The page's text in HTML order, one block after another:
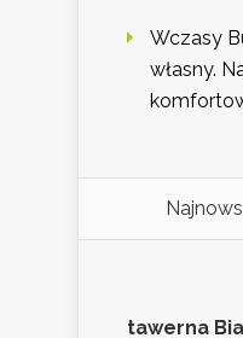
Wczasy
własny.
tawerna